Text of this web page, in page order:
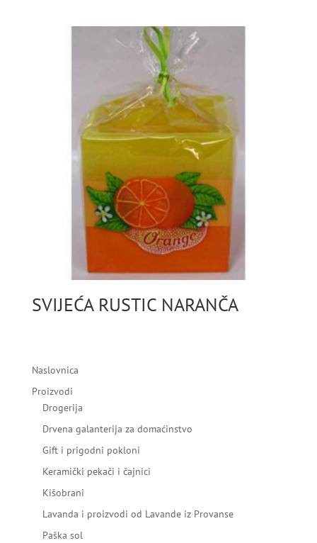
SVIJEĆA RUSTIC NARANČA
Naslovnica
Proizvodi
Drogerija
Drvena galanterija za domaćinstvo
Gift i prigodni pokloni
Keramički pekači i čajnici
Kišobrani
Lavanda i proizvodi od Lavande iz Provanse
Paška sol